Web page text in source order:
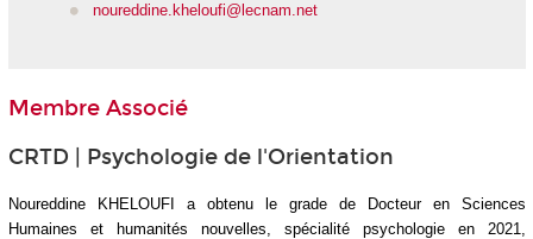
noureddine.kheloufi@lecnam.net
Membre Associé
CRTD | Psychologie de l'Orientation
Noureddine KHELOUFI a obtenu le grade de Docteur en Sciences
Humaines et humanités nouvelles, spécialité psychologie en 2021,